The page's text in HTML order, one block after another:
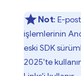
Not: E-
işlemlerinin
eski SDK
2025'te